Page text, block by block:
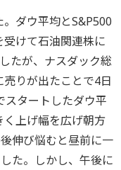
ダウ平均とS&P500
けて石油関連株に
たが、ナスダック総
りが出たことで4日
スタートしたダウ平
上げ幅を広げ朝方
伸び悩むと昼前に一
た。しかし、午後に